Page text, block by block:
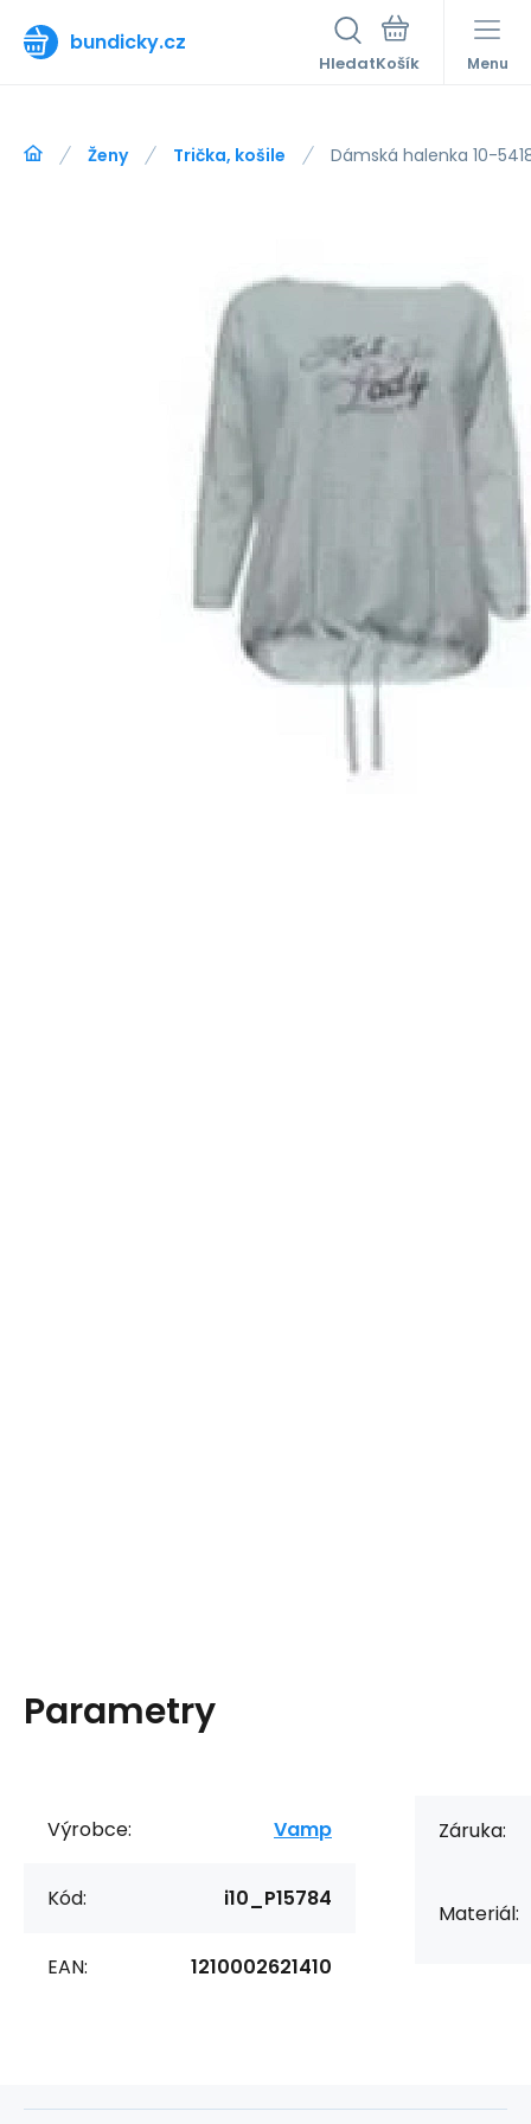
bundicky.cz
Hledat Menu
Ženy Trička, košile Dámská halenka 10-
Parametry
Výrobce: Vamp
Kód: i10_P15784
EAN: 1210002621410
Záruka:
Materiál: